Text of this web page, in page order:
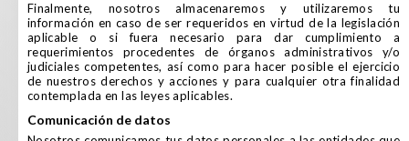
Finalmente, nosotros almacenaremos y utilizaremos tu
información en caso de ser requeridos en virtud de la legislación
aplicable o si fuera necesario para dar cumplimiento a
requerimientos procedentes de órganos administrativos y/o
judiciales competentes, así como para hacer posible el ejercicio
de nuestros derechos y acciones y para cualquier otra finalidad
contemplada en las leyes aplicables.
comunicación de datos